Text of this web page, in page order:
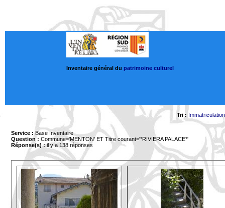
Inventaire général du patrimoine culturel
Tri : Immatriculation
Service : Base Inventaire
Question : Commune='MENTON' ET Titre courant='*RIVIERA PALACE*'
Réponse(s) :il y a 138 réponses